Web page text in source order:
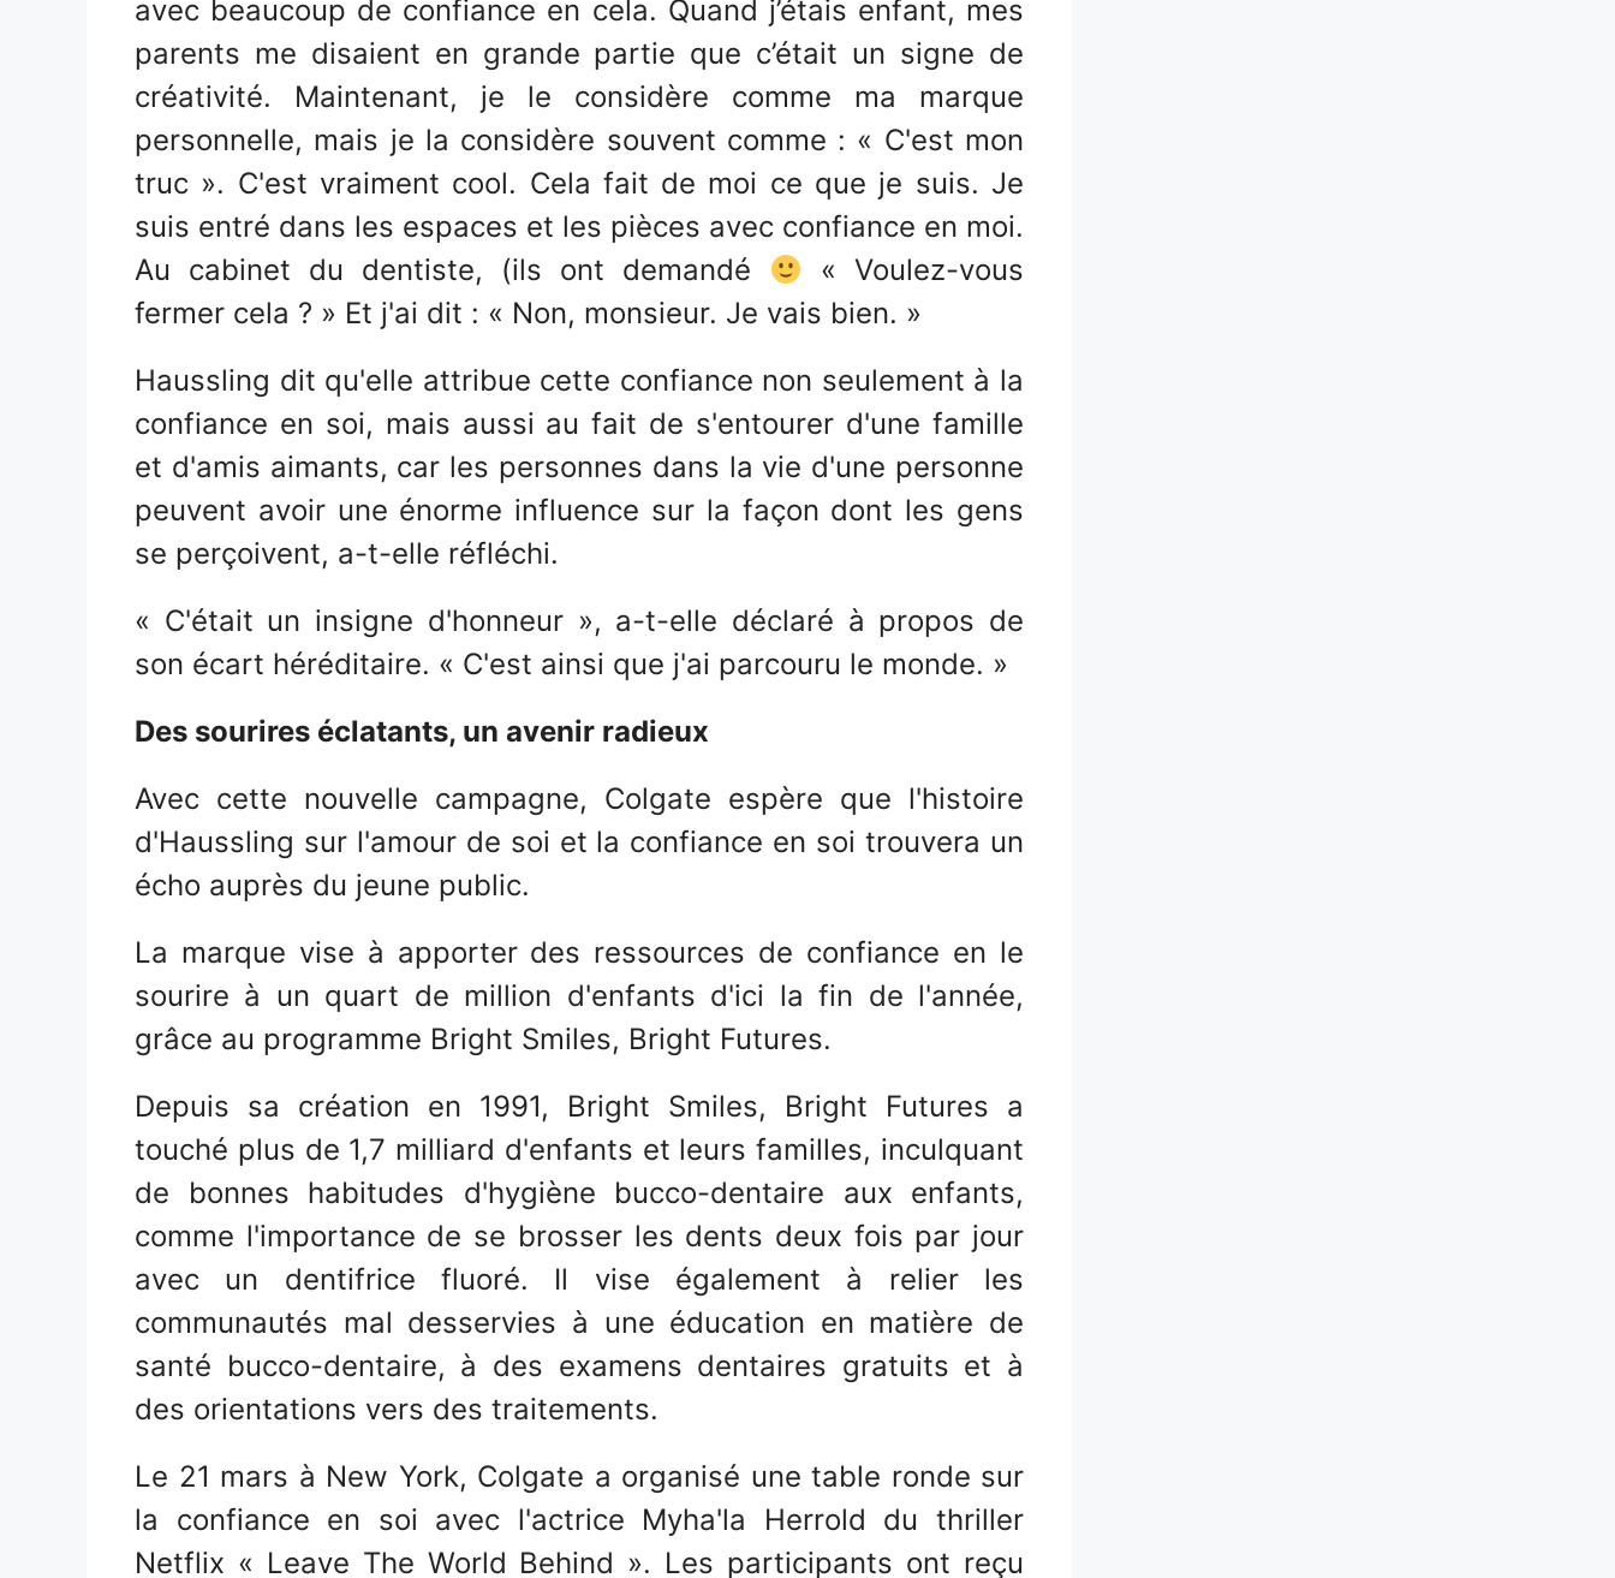
avec beaucoup de confiance en cela. Quand j’étais enfant, mes
parents me disaient en grande partie que c’était un signe de
créativité. Maintenant, je le considère comme ma marque
personnelle, mais je la considère souvent comme : « C'est mon
truc ». C'est vraiment cool. Cela fait de moi ce que je suis. Je
suis entré dans les espaces et les pièces avec confiance en moi.
Au cabinet du dentiste, (ils ont demandé
« Voulez-vous
fermer cela ? » Et j'ai dit : « Non, monsieur. Je vais bien. »
Haussling dit qu'elle attribue cette confiance non seulement à la
confiance en soi, mais aussi au fait de s'entourer d'une famille
et d'amis aimants, car les personnes dans la vie d'une personne
peuvent avoir une énorme influence sur la façon dont les gens
se perçoivent, a-t-elle réfléchi.
« C'était un insigne d'honneur », a-t-elle déclaré à propos de
son écart héréditaire. « C'est ainsi que j'ai parcouru le monde. »
Des sourires éclatants, un avenir radieux
Avec cette nouvelle campagne, Colgate espère que l'histoire
d'Haussling sur l'amour de soi et la confiance en soi trouvera un
écho auprès du jeune public.
La marque vise à apporter des ressources de confiance en le
sourire à un quart de million d'enfants d'ici la fin de l'année,
grâce au programme Bright Smiles, Bright Futures.
Depuis sa création en 1991, Bright Smiles, Bright Futures a
touché plus de 1,7 milliard d'enfants et leurs familles, inculquant
de bonnes habitudes d'hygiène bucco-dentaire aux enfants,
comme l'importance de se brosser les dents deux fois par jour
avec un dentifrice fluoré. Il vise également à relier les
communautés mal desservies à une éducation en matière de
santé bucco-dentaire, à des examens dentaires gratuits et à
des orientations vers des traitements.
Le 21 mars à New York, Colgate a organisé une table ronde sur
la confiance en soi avec l'actrice Myha'la Herrold du thriller
Netflix « Leave The World Behind ». Les participants ont reçu